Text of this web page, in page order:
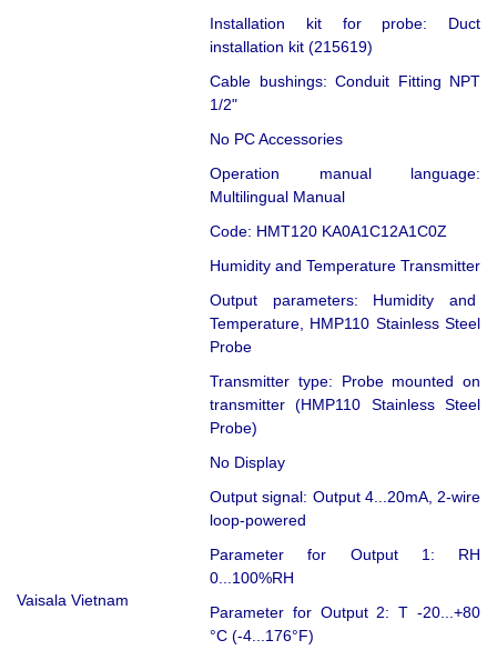
Installation kit for probe: Duct
installation kit (215619)
Cable bushings: Conduit Fitting NPT
1/2"
No PC Accessories
Operation manual language:
Multilingual Manual
Vaisala Vietnam
Code: HMT120 KA0A1C12A1C0Z
Humidity and Temperature Transmitter
Output parameters: Humidity and
Temperature, HMP110 Stainless Steel
Probe
Transmitter type: Probe mounted on
transmitter (HMP110 Stainless Steel
Probe)
No Display
Output signal: Output 4...20mA, 2-wire
loop-powered
Parameter for Output 1: RH
0...100%RH
Parameter for Output 2: T -20...+80
°C (-4...176°F)